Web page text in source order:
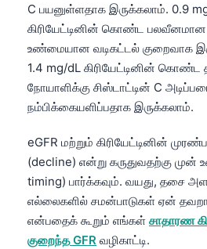
C பயனுள்ளதாக இருக்கலாம். 0.9
கிரியேட்டினின் கொண்ட பலவீனமான
உண்மையான வடிகட்டல் குறைவாக
1.4 mg/dL கிரியேட்டினின்
நோயாளிக்கு சிஸ்டாட்டின் C
நம்பிக்கையளிப்பதாக இருக்கலாம்.
eGFR மற்றும் கிரியேட்டினின்
(decline) என்று கருதுவதற்கு
timing) பார்க்கவும். வயது, தசை
எல்லைகளில் சமன்பாடுகள் ஏன்
என்பதைக் கூறும் எங்கள் சாதாரண
குறைந்த GFR வழிகாட்டி.